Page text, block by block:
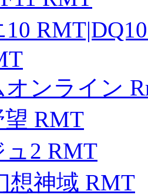
10
オンライン
RMT
ュ2 RMT
想神域 RMT